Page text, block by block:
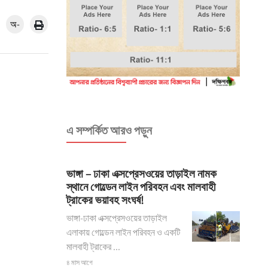
অ-
এ সম্পর্কিত আরও পড়ুন
ভাঙ্গা – ঢাকা এক্সপ্রেসওয়ের তাড়াইল নামক
স্থানে গোল্ডেন লাইন পরিবহন এবং মালবাহী
ট্রাকের ভয়াবহ সংঘর্ষ!
ভাঙ্গা-ঢাকা এক্সপ্রেসওয়ের তাড়াইল
এলাকায় গোল্ডেন লাইন পরিবহন ও একটি
মালবাহী ট্রাকের ...
৪ মাস আগে